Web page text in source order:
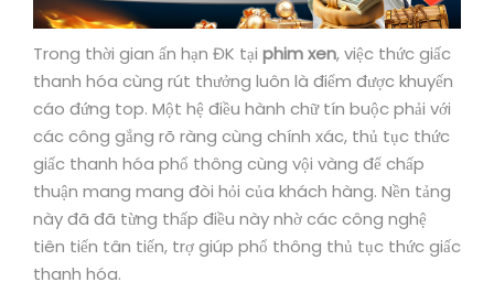
Trong thời gian ấn hạn ĐK tại phim xen, việc thức giấc
thanh hóa cùng rút thưởng luôn là điểm được khuyến
cáo đứng top. Một hệ điều hành chữ tín buộc phải với
các công gắng rõ ràng cùng chính xác, thủ tục thức
giấc thanh hóa phổ thông cùng vội vàng để chấp
thuận mang mang đòi hỏi của khách hàng. Nền tảng
này đã đã từng thấp điều này nhờ các công nghệ
tiên tiến tân tiến, trợ giúp phổ thông thủ tục thức giấc
thanh hóa.